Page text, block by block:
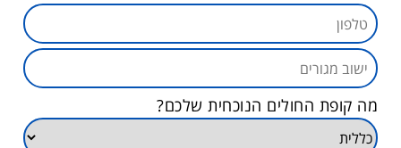
מה קופת החולים הנוכחית שלכם?